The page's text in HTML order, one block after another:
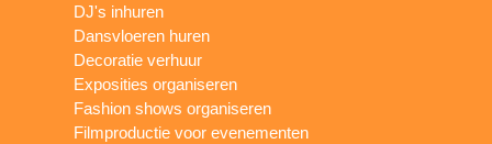
DJ's inhuren
Dansvloeren huren
Decoratie verhuur
Exposities organiseren
Fashion shows organiseren
Filmproductie voor evenementen